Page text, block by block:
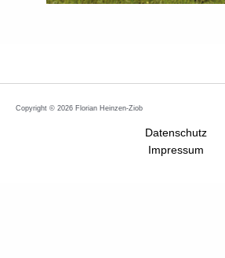
Copyright © 2026 Florian Heinzen-Ziob
Datenschutz
Impressum